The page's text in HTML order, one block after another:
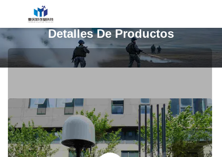
Detalles De Productos